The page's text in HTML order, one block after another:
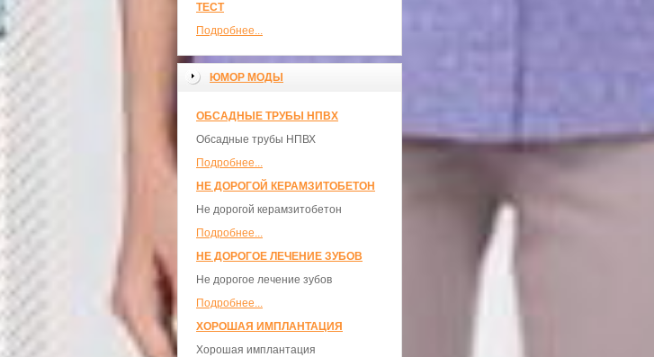
ТЕСТ
Подробнее...
ЮМОР МОДЫ
ОБСАДНЫЕ ТРУБЫ НПВХ
Обсадные трубы НПВХ
Подробнее...
НЕ ДОРОГОЙ КЕРАМЗИТОБЕТОН
Не дорогой керамзитобетон
Подробнее...
НЕ ДОРОГОЕ ЛЕЧЕНИЕ ЗУБОВ
Не дорогое лечение зубов
Подробнее...
ХОРОШАЯ ИМПЛАНТАЦИЯ
Хорошая имплантация